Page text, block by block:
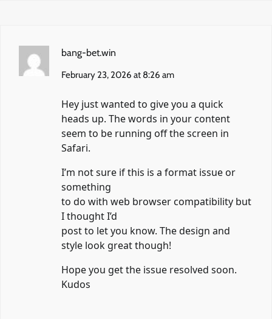
bang-bet.win
February 23, 2026 at 8:26 am
Hey just wanted to give you a quick
heads up. The words in your content
seem to be running off the screen in
Safari.
I’m not sure if this is a format issue or
something
to do with web browser compatibility but
I thought I’d
post to let you know. The design and
style look great though!
Hope you get the issue resolved soon.
Kudos